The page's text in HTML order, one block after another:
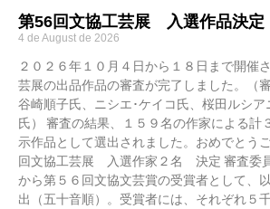
第56回文協工芸展 入選作品決定
4 de August de 2026
２０２６年１０月４日から１８日まで開催
芸展の出品作品の審査が完了しました。（
谷崎順子氏、ニシエ･ケイコ氏、桜田ルシア
氏） 審査の結果、１５９名の作家による計
示作品として選出されました。おめでとう
回文協工芸展 入選作家２名 決定 審査委
から第５６回文協文芸賞の受賞者として、
出（五十音順）。受賞者には、それぞれ５